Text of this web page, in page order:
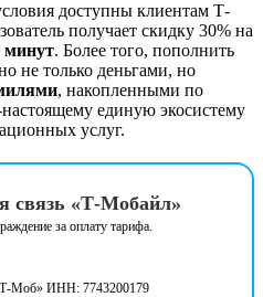
доступны клиентам Т-
получает скидку 30% на
минут. Более того, пополнить
не только деньгами, но
, накопленными по
настоящему единую экосистему
услуг.
связь «Т-Мобайл»
за оплату тарифа.
Моб» ИНН: 7743200179